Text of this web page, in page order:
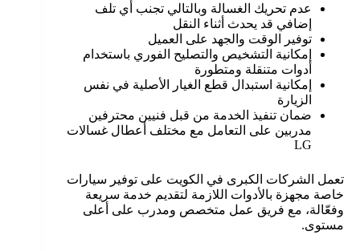
عدم تحريك الغسالة وبالتالي تجنب أي تلف
إضافي قد يحدث أثناء النقل
توفير الوقت والجهد على العميل
إمكانية التشخيص والتصليح الفوري باستخدام
أدوات متنقلة ومتطورة
إمكانية استبدال قطع الغيار الأصلية في نفس
الزيارة
ضمان تنفيذ الخدمة من قبل فنيين محترفين
مدربين على التعامل مع مختلف أعطال غسالات
LG
تعمل الشركات الكبرى في الكويت على توفير سيارات
خاصة مجهزة بالأدوات اللازمة لتقديم خدمة سريعة
وفعّالة، مع فريق عمل متخصص ومدرب على أعلى
مستوى.